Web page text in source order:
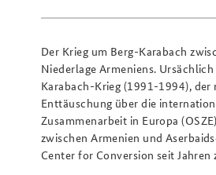
Der Krieg um Berg-Karabach
Niederlage Armeniens.
Karabach-Krieg (1991-1994), der
Enttäuschung über die
Zusammenarbeit in Europa
zwischen Armenien und
Center for Conversion seit